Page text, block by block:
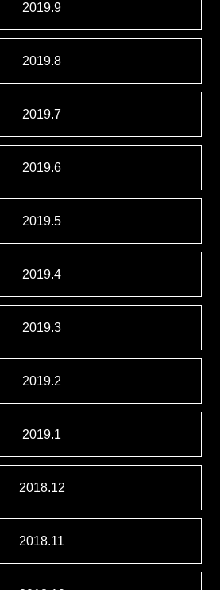
2019.9
2019.8
2019.7
2019.6
2019.5
2019.4
2019.3
2019.2
2019.1
2018.12
2018.11